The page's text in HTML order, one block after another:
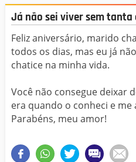
Já não sei viver sem
Feliz aniversário, marido
todos os dias, mas eu já
chatice na minha vida.
Você não consegue deixar
era quando o conheci e me
Parabéns, meu amor!